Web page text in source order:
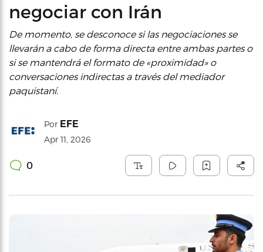
negociar con Irán
De momento, se desconoce si las negociaciones se
llevarán a cabo de forma directa entre ambas partes o
si se mantendrá el formato de «proximidad» o
conversaciones indirectas a través del mediador
paquistaní.
Por EFE
Apr 11, 2026
0